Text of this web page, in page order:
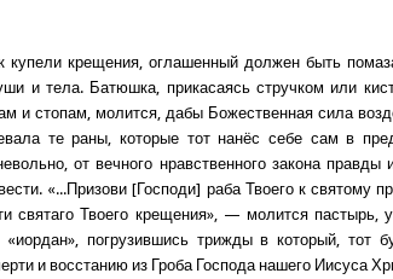
купели крещения, оглашенный должен быть
и тела. Батюшка, прикасаясь стручком или
и стопам, молится, дабы Божественная сила
те раны, которые тот нанёс себе сам в
от вечного нравственного закона правды
«...Призови [Господи] раба Твоего к святому
святаго Твоего крещения», — молится пастырь,
погрузившись трижды в который, тот
и восстанию из Гроба Господа нашего Иисуса